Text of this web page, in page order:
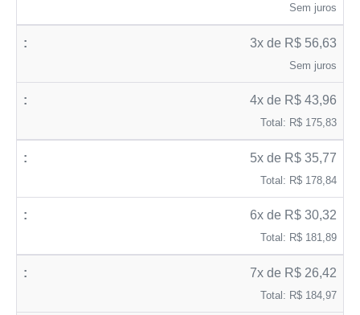
Sem juros
3x de R$ 56,63
Sem juros
4x de R$ 43,96
Total: R$ 175,83
5x de R$ 35,77
Total: R$ 178,84
6x de R$ 30,32
Total: R$ 181,89
7x de R$ 26,42
Total: R$ 184,97